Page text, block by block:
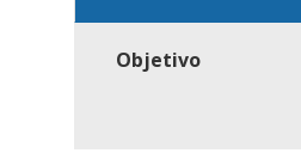
Objetivo